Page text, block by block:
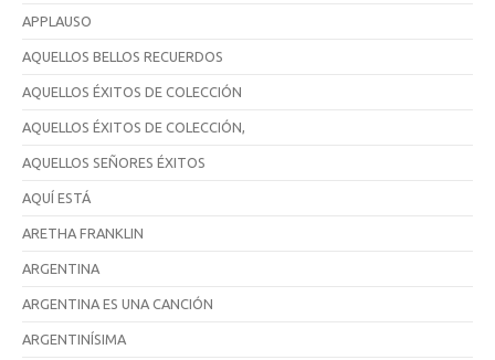
APPLAUSO
AQUELLOS BELLOS RECUERDOS
AQUELLOS ÉXITOS DE COLECCIÓN
AQUELLOS ÉXITOS DE COLECCIÓN,
AQUELLOS SEÑORES ÉXITOS
AQUÍ ESTÁ
ARETHA FRANKLIN
ARGENTINA
ARGENTINA ES UNA CANCIÓN
ARGENTINÍSIMA